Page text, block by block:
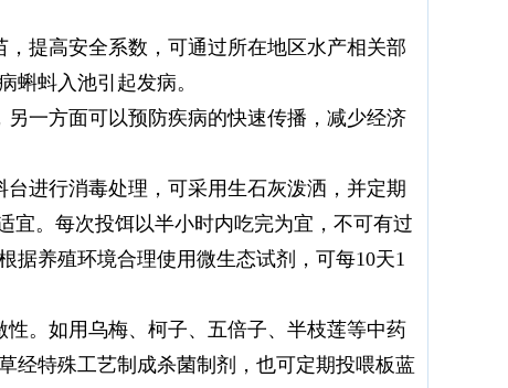
提高安全系数，可通过所在地区水产相关部
蝌蚪入池引起发病。
一方面可以预防疾病的快速传播，减少经济
进行消毒处理，可采用生石灰泼洒，并定期
宜。每次投饵以半小时内吃完为宜，不可有过
据养殖环境合理使用微生态试剂，可每10天1
。如用乌梅、柯子、五倍子、半枝莲等中药
经特殊工艺制成杀菌制剂，也可定期投喂板蓝